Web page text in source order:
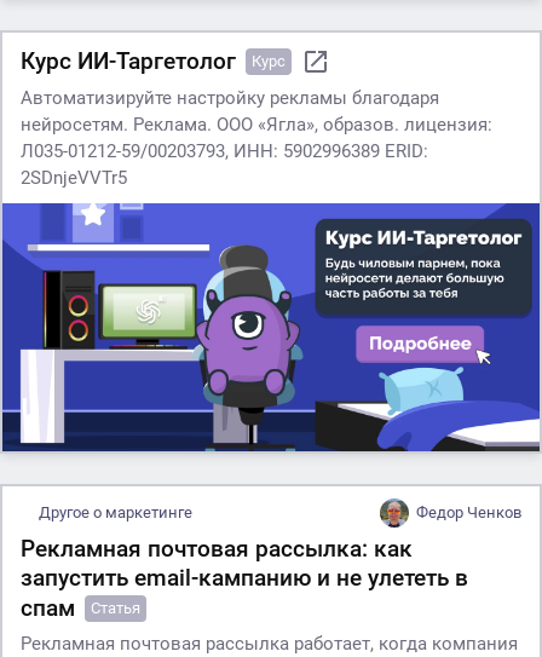
Курс ИИ-Таргетолог Курс
Автоматизируйте настройку рекламы благодаря
нейросетям. Реклама. ООО «Ягла», образов. лицензия:
Л035-01212-59/00203793, ИНН: 5902996389 ERID:
2SDnjeVVTr5
Другое о маркетинге Федор Ченков
Рекламная почтовая рассылка: как
запустить email-кампанию и не улететь в
спам
Статья
Рекламная почтовая рассылка работает, когда компания